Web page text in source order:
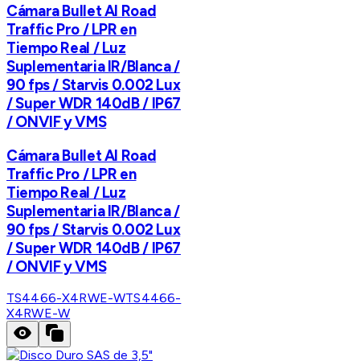
Cámara Bullet AI Road
Traffic Pro / LPR en
Tiempo Real / Luz
Suplementaria IR/Blanca /
90 fps / Starvis 0.002 Lux
/ Super WDR 140dB / IP67
/ ONVIF y VMS
Cámara Bullet AI Road
Traffic Pro / LPR en
Tiempo Real / Luz
Suplementaria IR/Blanca /
90 fps / Starvis 0.002 Lux
/ Super WDR 140dB / IP67
/ ONVIF y VMS
TS4466-X4RWE-WTS4466-
X4RWE-W